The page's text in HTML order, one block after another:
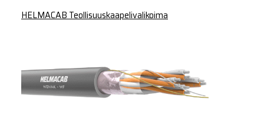
HELMACAB Teollisuuskaapelivalikoima